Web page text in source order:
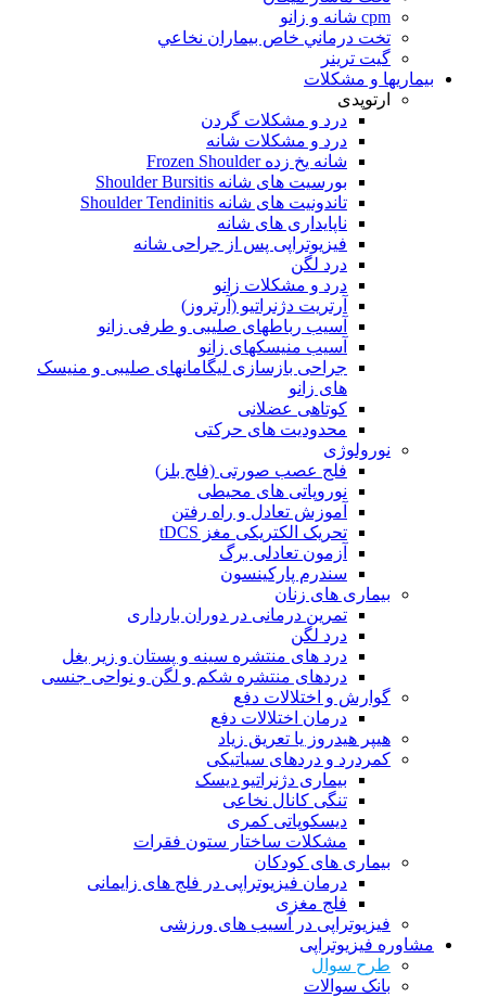
cpm شانه و زانو
تخت درماني خاص بيماران نخاعي
گیت ترینر
بیماریها و مشکلات
ارتوپدی
درد و مشکلات گردن
درد و مشکلات شانه
شانه یخ زده Frozen Shoulder
بورسیت های شانه Shoulder Bursitis
تاندونیت های شانه Shoulder Tendinitis
ناپایداری های شانه
فیزیوتراپی پس از جراحی شانه
درد لگن
درد و مشکلات زانو
آرتریت دژنراتیو (آرتروز)
آسیب رباطهای صلیبی و طرفی زانو
آسیب منیسکهای زانو
جراحی بازسازی لیگامانهای صلیبی و منیسک
های زانو
کوتاهی عضلانی
محدودیت های حرکتی
نورولوژی
فلج عصب صورتی (فلج بلز)
نوروپاتی های محیطی
آموزش تعادل و راه رفتن
تحریک الکتریکی مغز tDCS
آزمون تعادلی برگ
سندرم پارکینسون
بیماری های زنان
تمرین درمانی در دوران بارداری
درد لگن
درد های منتشره سینه و پستان و زیر بغل
دردهای منتشره شکم و لگن و نواحی جنسی
گوارش و اختلالات دفع
درمان اختلالات دفع
هیپر هیدروز یا تعریق زیاد
کمردرد و دردهای سیاتیکی
بیماری دژنراتیو دیسک
تنگی کانال نخاعی
دیسکوپاتی کمری
مشکلات ساختار ستون فقرات
بیماری های کودکان
درمان فیزیوتراپی در فلج های زایمانی
فلج مغزی
فیزیوتراپی در آسیب های ورزشی
مشاوره فیزیوتراپی
طرح سوال
بانک سوالات